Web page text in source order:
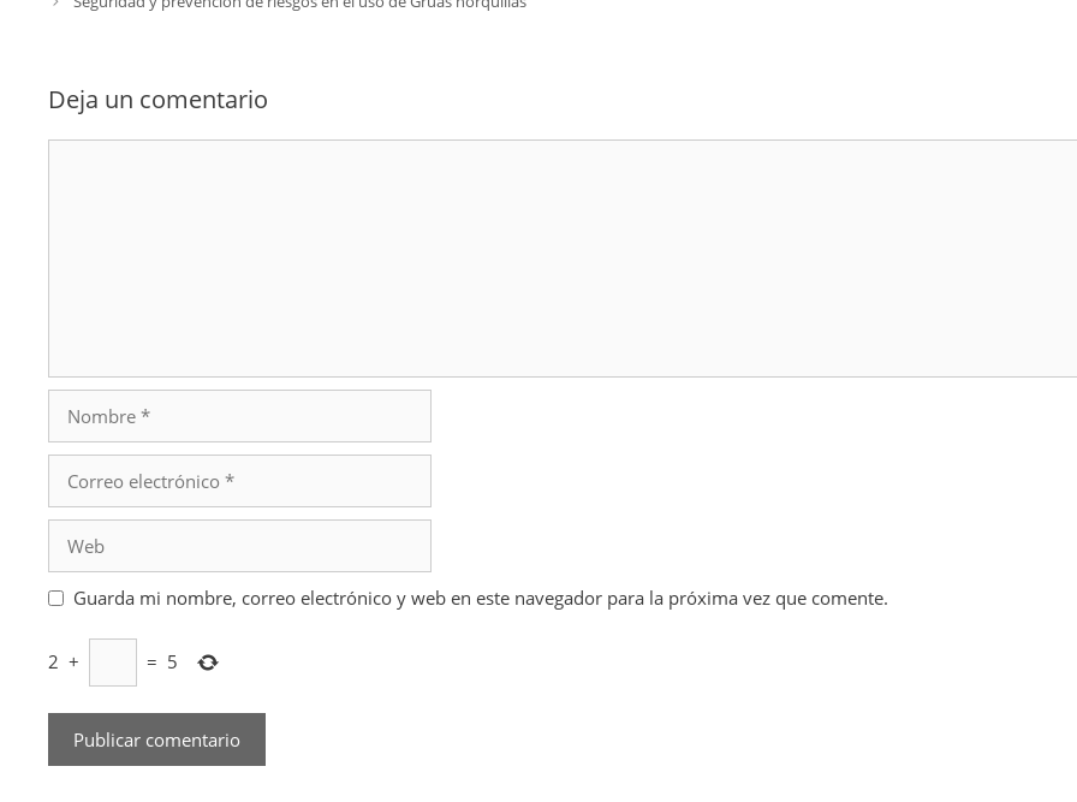
Deja un comentario
electrónico
Guarda mi nombre, correo electrónico y web en este navegador para la próxima vez que comente.
2 + = 5